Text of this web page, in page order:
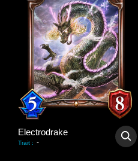
Electrodrake
Trait : -